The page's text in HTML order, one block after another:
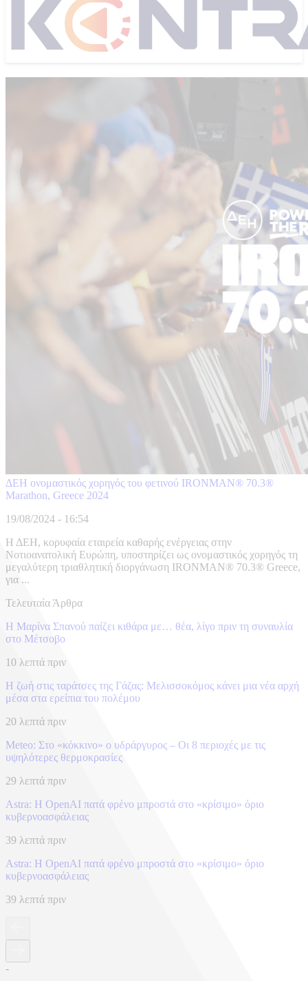
ΔΕΗ ονομαστικός χορηγός του φετινού IRONMAN® 70.3®
Marathon, Greece 2024
19/08/2024 - 16:54
Η ΔΕΗ, κορυφαία εταιρεία καθαρής ενέργειας στην
Νοτιοανατολική Ευρώπη, υποστηρίζει ως ονομαστικός χορηγός τη
μεγαλύτερη τριαθλητική διοργάνωση IRONMAN® 70.3® Greece,
για ...
Τελευταία Άρθρα
Η Μαρίνα Σπανού παίζει κιθάρα με… θέα, λίγο πριν τη συναυλία
στο Μέτσοβο
10 λεπτά πριν
Η ζωή στις ταράτσες της Γάζας: Μελισσοκόμος κάνει μια νέα αρχή
μέσα στα ερείπια του πολέμου
20 λεπτά πριν
Meteo: Στο «κόκκινο» ο υδράργυρος – Οι 8 περιοχές με τις
υψηλότερες θερμοκρασίες
29 λεπτά πριν
Astra: Η OpenAI πατά φρένο μπροστά στο «κρίσιμο» όριο
κυβερνοασφάλειας
39 λεπτά πριν
Astra: Η OpenAI πατά φρένο μπροστά στο «κρίσιμο» όριο
κυβερνοασφάλειας
39 λεπτά πριν
-